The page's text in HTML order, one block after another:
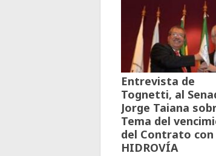
Entrevista de
Tognetti, al
Jorge Taiana
Tema del
del Contrato con
HIDROVÍA